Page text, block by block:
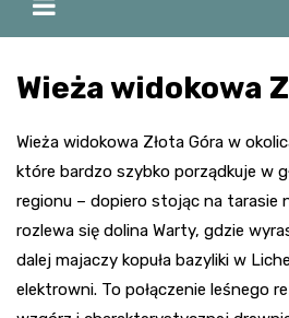
Wieża widokowa
Wieża widokowa Złota Góra w
które bardzo szybko porządkuje w
regionu – dopiero stojąc na tarasie
rozlewa się dolina Warty, gdzie
dalej majaczy kopuła bazyliki w
elektrowni. To połączenie leśnego